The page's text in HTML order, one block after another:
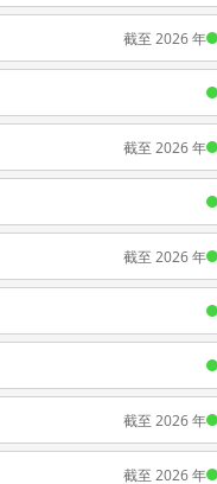
截至 2026 年
截至 2026 年
截至 2026 年
截至 2026 年
截至 2026 年